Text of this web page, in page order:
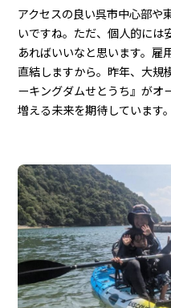
アクセスの良い呉市中心部や
いですね。ただ、個人的には
あればいいなと思います。雇
直結しますから。昨年、大規
ーキングダムせとうち』がオ
増える未来を期待しています。